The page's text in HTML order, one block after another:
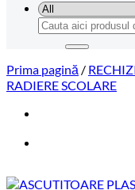
Caută
după:
Prima pagină /
RADIERE SCOLARE